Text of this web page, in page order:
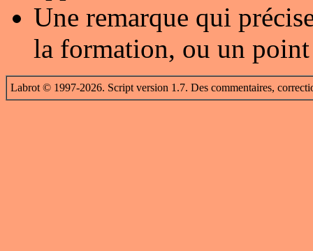
Une remarque qui
la formation, ou un
Labrot © 1997-2026. Script version 1.7. Des commentaires,